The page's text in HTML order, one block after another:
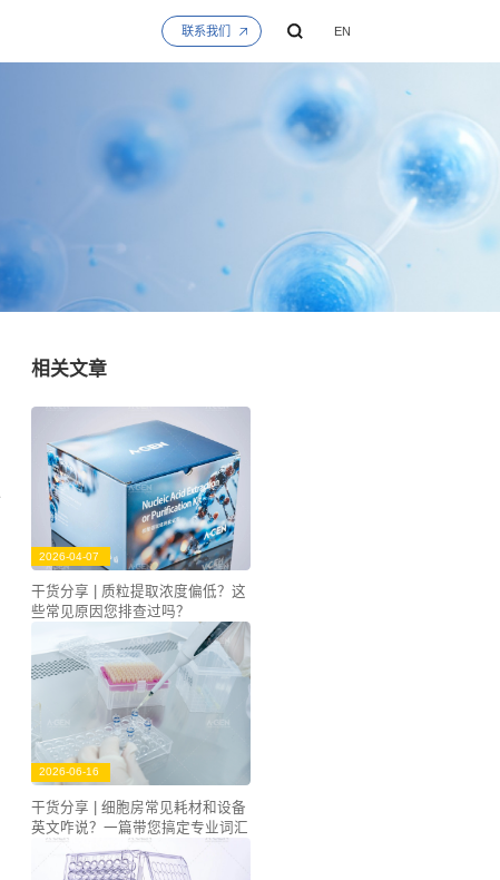
联系我们 EN
相关文章
2026-04-07
干货分享 | 质粒提取浓度偏低？这
些常见原因您排查过吗？
2026-06-16
干货分享 | 细胞房常见耗材和设备
英文咋说？一篇带您搞定专业词汇